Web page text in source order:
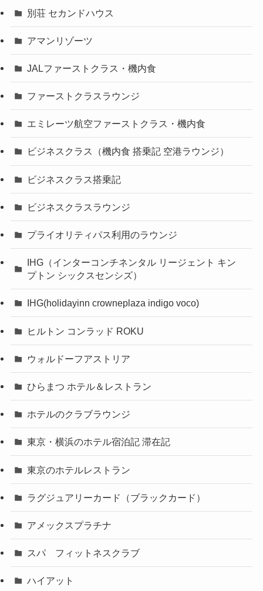
別荘 セカンドハウス
アマンリゾーツ
JALファーストクラス・機内食
ファーストクラスラウンジ
エミレーツ航空ファーストクラス・機内食
ビジネスクラス（機内食 搭乗記 空港ラウンジ）
ビジネスクラス搭乗記
ビジネスクラスラウンジ
プライオリティパス利用のラウンジ
IHG（インターコンチネンタル リージェント キン
プトン シックスセンシズ）
IHG(holidayinn crowneplaza indigo voco)
ヒルトン コンラッド ROKU
ウォルドーフアストリア
ひらまつ ホテル＆レストラン
ホテルのクラブラウンジ
東京・横浜のホテル宿泊記 滞在記
東京のホテルレストラン
ラグジュアリーカード（ブラックカード）
アメックスプラチナ
スパ フィットネスクラブ
ハイアット